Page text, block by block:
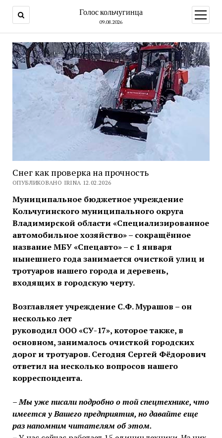
Голос кольчугинца
09.08.2026
меню
Снег как проверка на прочность
ОПУБЛИКОВАНО IRINA 12.02.2026
Муниципальное бюджетное учреждение
Кольчугинского муниципального округа
Владимирской области «Специализированное
автомобильное хозяйство» – сокращённое
название МБУ «Спецавто» – с 1 января
нынешнего года занимается очисткой улиц и
тротуаров нашего города и деревень,
входящих в городскую черту.
Возглавляет учреждение С.Ф. Мурашов – он
несколько лет
руководил ООО «СУ-17», которое также, в
основном, занималось очисткой городских
дорог и тротуаров. Сегодня Сергей Фёдорович
ответил на несколько вопросов нашего
корреспондента.
– Мы уже писали подробно о той спецтехнике, что
имеется у Вашего предприятия, но давайте еще
раз напомним читателям об этом.